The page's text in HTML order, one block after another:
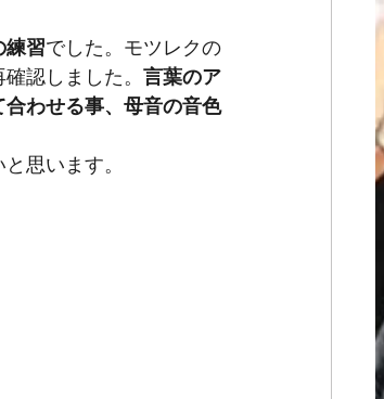
練習でした。モツレクの
認しました。 言葉のア
わせる事、母音の音色
思います。